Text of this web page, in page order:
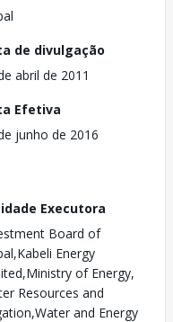
de divulgação
abril de 2011
Efetiva
junho de 2016
Executora
Board of
Energy
of Energy,
Resources and
and Energy